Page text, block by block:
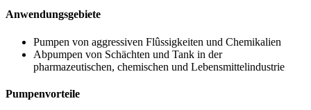
Anwendungsgebiete
Pumpen von aggressiven Flûssigkeiten und Chemikalien
Abpumpen von Schächten und Tank in der
pharmazeutischen, chemischen und Lebensmittelindustrie
Pumpenvorteile